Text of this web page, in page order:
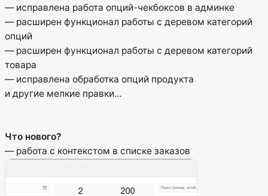
— исправлена работа опций-чекбоксов в админке
— расширен функционал работы с деревом категорий
опций
— расширен функционал работы с деревом категорий
товара
— исправлена обработка опций продукта
и другие мелкие правки…
Что нового?
— работа с контекстом в списке заказов